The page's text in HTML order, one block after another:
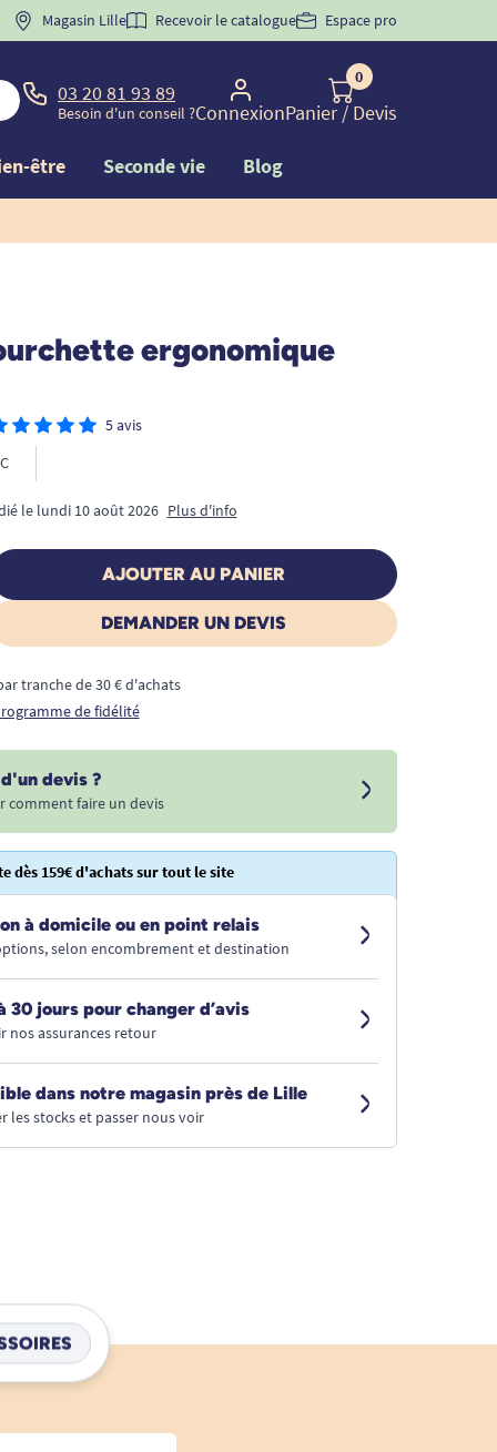
BIENVENUE" pourla 1ère commande d'incontinence
Magasin Lille Recevoir le catalogue Espace pro
03 20 81 93 89
Besoin d'un conseil ?Connexion
0
Panier/ Devis
être Seconde vie Blog
ergonomique
5 avis
le lundi 10 août 2026 Plus d'info
AJOUTER AU PANIER
DEMANDER UN DEVIS
tranche de 30 € d'achats
de fidélité
devis ?
comment faire un devis
dès 159€ d'achats sur tout le site
à domicile ou en point relais
selon encombrement et destination
30 jours pour changer d’avis
nos assurances retour
dans notre magasin près de Lille
les stocks et passer nous voir